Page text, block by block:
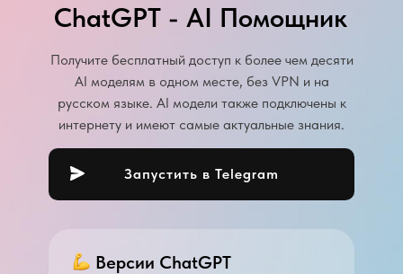
ChatGPT - AI Помощник
Получите бесплатный доступ к более чем десяти
AI моделям в одном месте, без VPN и на
русском языке. AI модели также подключены к
интернету и имеют самые актуальные знания.
Версии ChatGPT
Запустить в Telegram